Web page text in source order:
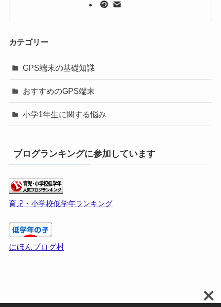
カテゴリー
GPS端末の基礎知識
おすすめのGPS端末
小学1年生に関する悩み
ブログランキングに参加しています
育児・小学校低学年ランキング
にほんブログ村